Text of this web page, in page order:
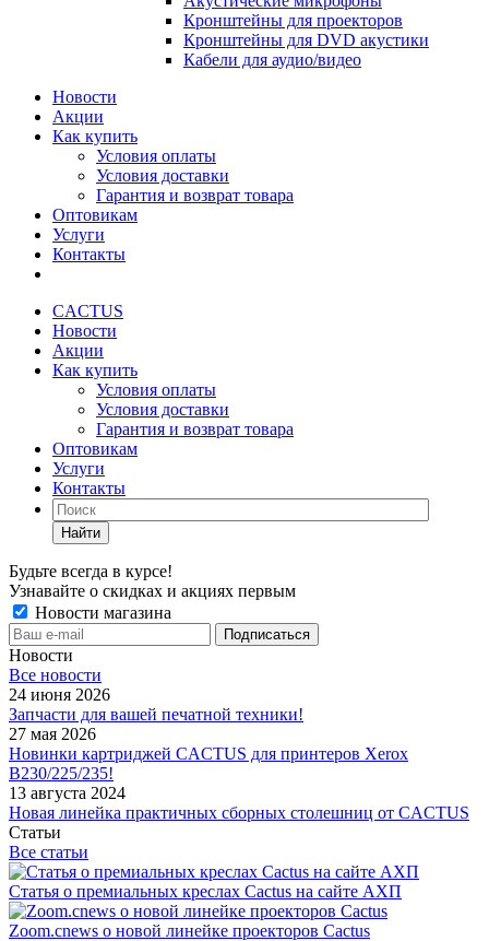
Кронштейны для проекторов
Кронштейны для DVD акустики
Кабели для аудио/видео
Новости
Акции
Как купить
Условия оплаты
Условия доставки
Гарантия и возврат товара
Оптовикам
Услуги
Контакты
CACTUS
Новости
Акции
Как купить
Условия оплаты
Условия доставки
Гарантия и возврат товара
Оптовикам
Услуги
Контакты
Найти
Будьте всегда в курсе!
Узнавайте о скидках и акциях первым
Новости магазина
Новости
Все новости
24 июня 2026
Запчасти для вашей печатной техники!
27 мая 2026
Новинки картриджей CACTUS для принтеров Xerox
B230/225/235!
13 августа 2024
Новая линейка практичных сборных столешниц от CACTUS
Статьи
Все статьи
Статья о премиальных креслах Cactus на сайте АХП
Zoom.cnews о новой линейке проекторов Cactus